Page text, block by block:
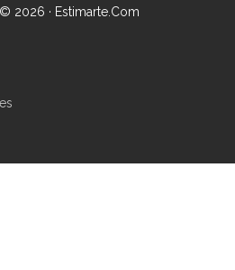
2026 · Estimarte.com